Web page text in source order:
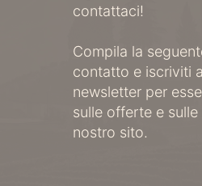
contattaci!
Compila la
contatto e iscriviti
newsletter per
sulle offerte e
nostro sito.